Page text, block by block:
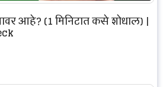
आहे? (1 मिनिटात कसे शोधाल) |